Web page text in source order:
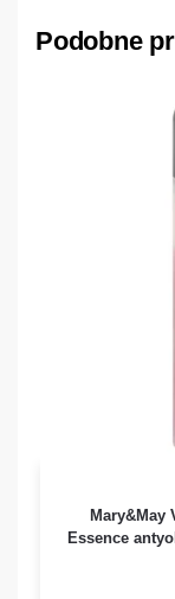
Podobne
Mary&May
Essence